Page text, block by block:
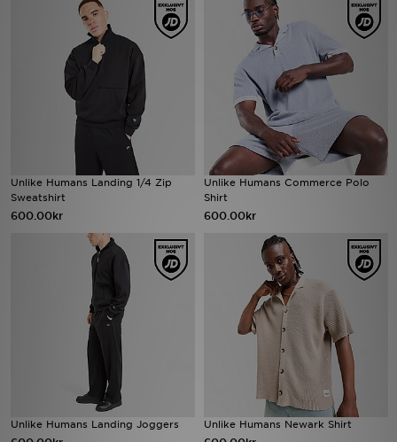
Unlike Humans Landing 1/4 Zip
Sweatshirt
600.00kr
Unlike Humans Commerce Polo
Shirt
600.00kr
Unlike Humans Landing Joggers Unlike Humans Newark Shirt
Mina meddelanden
Kundservice